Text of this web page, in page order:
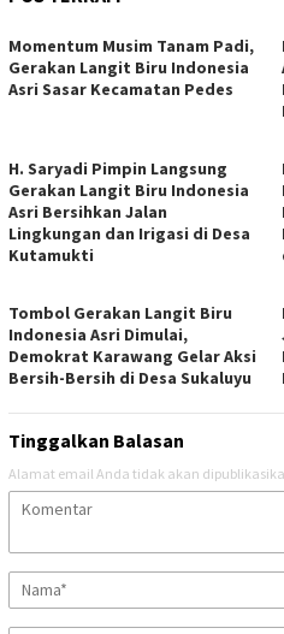
Momentum Musim Tanam Padi,
Gerakan Langit Biru Indonesia
Asri Sasar Kecamatan Pedes
H. Saryadi Pimpin Langsung
Gerakan Langit Biru Indonesia
Asri Bersihkan Jalan
Lingkungan dan Irigasi di Desa
Kutamukti
Tombol Gerakan Langit Biru
Indonesia Asri Dimulai,
Demokrat Karawang Gelar Aksi
Bersih-Bersih di Desa Sukaluyu
Tinggalkan Balasan
Alamat email Anda tidak akan